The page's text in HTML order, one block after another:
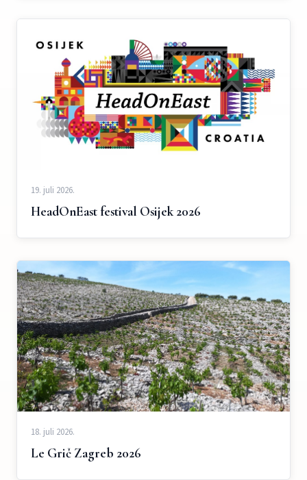
19. juli 2026.
HeadOnEast festival Osijek 2026
18. juli 2026.
Le Grič Zagreb 2026